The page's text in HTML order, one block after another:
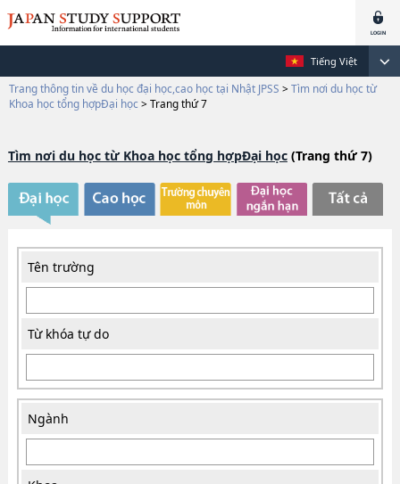
Tiếng Việt
Trang thông tin về du học đại học,cao học tại Nhật JPSS > Tìm nơi du học từ
Khoa học tổng hợpĐại học > Trang thứ 7
Tìm nơi du học từ Khoa học tổng hợpĐại học(Trang thứ 7)
Tên trường
Từ khóa tự do
Ngành